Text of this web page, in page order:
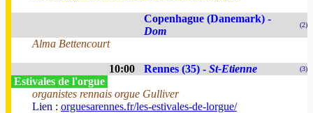
Copenhague (Danemark) -
Dom
(2)
Alma Bettencourt
10:00 Rennes (35) - St-Etienne (3)
Estivales de l'orgue
organistes rennais orgue Gulliver
Lien : orguesarennes.fr/les-estivales-de-lorgue/